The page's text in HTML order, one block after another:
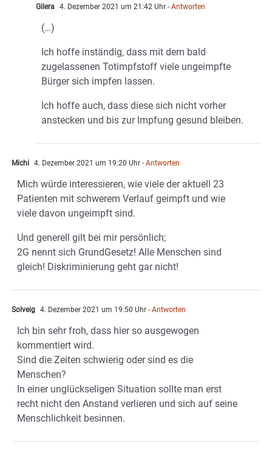
Gilera 4. Dezember 2021 um 21:42 Uhr - Antworten
(…)
Ich hoffe inständig, dass mit dem bald
zugelassenen Totimpfstoff viele ungeimpfte
Bürger sich impfen lassen.
Ich hoffe auch, dass diese sich nicht vorher
anstecken und bis zur Impfung gesund bleiben.
Michi 4. Dezember 2021 um 19:20 Uhr - Antworten
Mich würde interessieren, wie viele der aktuell 23
Patienten mit schwerem Verlauf geimpft und wie
viele davon ungeimpft sind.
Und generell gilt bei mir persönlich;
2G nennt sich GrundGesetz! Alle Menschen sind
gleich! Diskriminierung geht gar nicht!
Solveig 4. Dezember 2021 um 19:50 Uhr - Antworten
Ich bin sehr froh, dass hier so ausgewogen
kommentiert wird.
Sind die Zeiten schwierig oder sind es die
Menschen?
In einer unglückseligen Situation sollte man erst
recht nicht den Anstand verlieren und sich auf seine
Menschlichkeit besinnen.